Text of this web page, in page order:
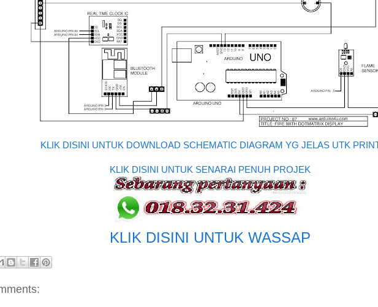
KLIK DISINI UNTUK DOWNLOAD SCHEMATIC DIAGRAM YG JELAS UTK
KLIK DISINI UNTUK SENARAI PENUH PROJEK
KLIK DISINI UNTUK WASSAP